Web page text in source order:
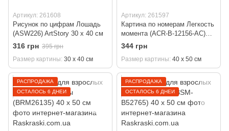
Артикул: 261608
Рисунок по цифрам Лошадь
(ASW226) ArtStory 30 х 40 см
316 грн 395 грн
Размер картины 30 х 40 см
Артикул: 261597
Картина по номерам Легкость
момента (ACR-B-12156-AC)
ArtCraft 40 х 50 см
344 грн
Размер картины 40 х 50 см
РАСПРОДАЖА
ОСТАЛОСЬ 6 ДНЕЙ
РАСПРОДАЖА
ОСТАЛОСЬ 6 ДНЕЙ